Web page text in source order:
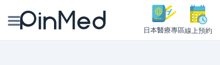
日本醫療專區線上預約